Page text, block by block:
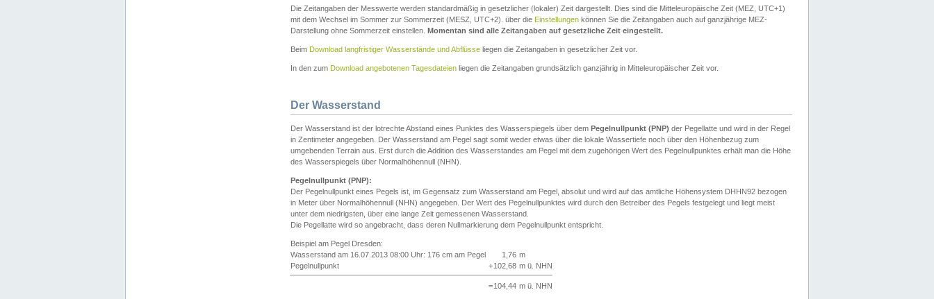
Die Zeitangaben der Messwerte werden standardmäßig in gesetzlicher (lokaler) Zeit dargestellt. Dies sind die Mitteleuropäische Zeit (MEZ, UTC+1)
mit dem Wechsel im Sommer zur Sommerzeit (MESZ, UTC+2). über die Einstellungen können Sie die Zeitangaben auch auf ganzjährige MEZ-
Darstellung ohne Sommerzeit einstellen. Momentan sind alle Zeitangaben auf gesetzliche Zeit eingestellt.
Beim Download langfristiger Wasserstände und Abflüsse liegen die Zeitangaben in gesetzlicher Zeit vor.
In den zum Download angebotenen Tagesdateien liegen die Zeitangaben grundsätzlich ganzjährig in Mitteleuropäischer Zeit vor.
Der Wasserstand
Der Wasserstand ist der lotrechte Abstand eines Punktes des Wasserspiegels über dem Pegelnullpunkt (PNP) der Pegellatte und wird in der Regel
in Zentimeter angegeben. Der Wasserstand am Pegel sagt somit weder etwas über die lokale Wassertiefe noch über den Höhenbezug zum
umgebenden Terrain aus. Erst durch die Addition des Wasserstandes am Pegel mit dem zugehörigen Wert des Pegelnullpunktes erhält man die Höhe
des Wasserspiegels über Normalhöhennull (NHN).
Pegelnullpunkt (PNP):
Der Pegelnullpunkt eines Pegels ist, im Gegensatz zum Wasserstand am Pegel, absolut und wird auf das amtliche Höhensystem DHHN92 bezogen
in Meter über Normalhöhennull (NHN) angegeben. Der Wert des Pegelnullpunktes wird durch den Betreiber des Pegels festgelegt und liegt meist
unter dem niedrigsten, über eine lange Zeit gemessenen Wasserstand.
Die Pegellatte wird so angebracht, dass deren Nullmarkierung dem Pegelnullpunkt entspricht.
Beispiel am Pegel Dresden:
Wasserstand am 16.07.2013 08:00 Uhr: 176 cm am Pegel
1,76 m
Pegelnullpunkt
+102,68 m ü. NHN
=104,44 m ü. NHN